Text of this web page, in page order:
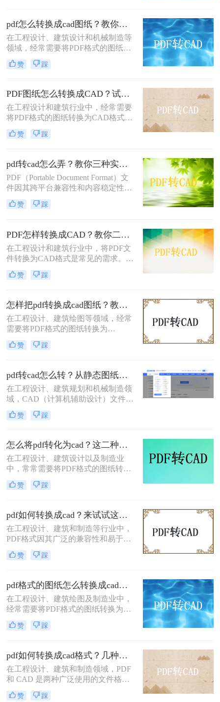
pdf怎么转换成cad图纸？教你这二种简单的方法！
在工程设计、建筑设计和机械制造等
领域，经常需要将PDF格式的图纸转
换为CAD格式，以便进行进一步的编
辑、修改和优化。PDF文件主要是为
并不直接支持CAD的矢量图形编辑功
能，因此转换过程需要借助特定的工
具和技术。那么pdf怎么转换成cad图
纸呢？本文将介绍两种高效且易于操
作的PDF转换成CAD的方法，帮助读
者轻松应对这一需求。
赞 踩
PDF图纸怎么转换成CAD？试试这三个转换方法！
在工程设计和建筑行业中，经常需要
将PDF格式的图纸转换为CAD格式，
以便进行进一步的编辑和修改。那么
PDF图纸怎么转换成CAD呢？本文将
CAD图纸的方法，帮助您根据不同的
需求选择最合适的方式。
赞 踩
pdf转cad怎么弄？教你三种实用的转换方法！
PDF（Portable Document Format）文
件因其跨平台兼容性和内容稳定性，
在文档分享和存档中得到了广泛应
用。然而，在某些专业领域，如建筑
CAD（Computer-Aided Design）文件
因其强大的绘图和编辑功能而备受青
睐。因此，将PDF转换为CAD格式成
为了一个常见的需求。那么pdf转cad
怎么弄呢？本文将介绍三种将PDF转
换为CAD的方法。
赞 踩
PDF怎样转换成CAD？教你二个简单方法！
在工程设计和建筑行业中，将PDF文
件转换为CAD格式是常见的需求。无
论是为了进一步编辑、修改还是与其
他CAD文件进行整合，掌握高效的
么PDF怎样转换成CAD呢？本文将详
细介绍两种将PDF文件转换为CAD的
方法，帮助您轻松应对各种需求。
赞 踩
怎样把pdf转换成cad图纸？教你4种便捷转换操作！
在工程设计、建筑绘图等领域，经常
需要将PDF格式的图纸转换为
CAD（计算机辅助设计）格式，以便
进行进一步的编辑和修改。那么怎样
四种将PDF转换成CAD图纸的高效方
法。每种方法都有其独特的优势和适
用场景，用户可以根据自己的需求选
择最合适的方法。
赞 踩
pdf转cad怎么转？从静态图纸到可编辑模型的终极指南！
在工程设计、建筑规划和机械制造领
域，CAD（计算机辅助设计）文件是
工作的核心。然而，我们常常会遇到
一个棘手的问题：客户、供应商或历
PDF文件虽然便于查看和打印，但其
内部的图形通常是不可编辑的“死
图”，无法进行修改、测量或进一步
设计。这时，将PDF转换为CAD格式
（如DWG或DXF）就成为了一项至
关重要的技能。
赞 踩
怎么将pdf转化为cad？这二种转换方法试试！
在工程设计、建筑设计以及制造业
中，常常需要将PDF格式的图纸转换
为CAD（如DWG或DXF）格式以便
进行编辑和修改。那么怎么将pdf转化
化为CAD的方法，帮助您轻松实现
PDF到CAD的转换。
赞 踩
pdf如何转换成cad？来试试这三种高效的转换方法！
在工程设计、建筑和制造等行业中，
PDF格式因其广泛的兼容性和易于共
享的特点而被广泛采用。然而，在某
些情况下，用户可能需要将PDF文件
Design）格式，以便进行进一步的编
辑或与特定的CAD软件兼容。那么
pdf如何转换成cad呢？本文将详细介
绍三种将PDF转换为CAD的方法。
赞 踩
pdf格式的图纸怎么转换成cad？两种常见方法分享！
在工程设计、建筑绘图及制造业中，
经常需要将PDF格式的图纸转换为
CAD（Computer-Aided Design）文
件，以便进行进一步的编辑、修改或
cad呢？本文将介绍两种常见且有效的
方法来实现这一目标。
赞 踩
pdf如何转换成cad格式？几种常见方法与详细指南！
在工程设计、建筑和制造领域，PDF
和 CAD 是两种广泛使用的文件格
式。PDF 文件通常用于查看和共享设
计图纸，而 CAD 文件（如 DWG 或
赞 踩